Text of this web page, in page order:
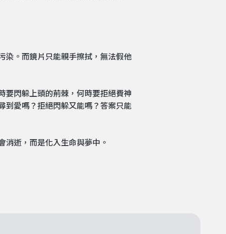
染。而鏡片只能親手擦拭，無法假他
要閃躲上頭的荊棘，何時要拒絕費神
到愛嗎？拒絕閃躲又能嗎？答案只能
消逝，而是化入生命與夢中。